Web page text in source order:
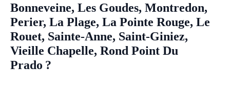
Bonneveine, Les Goudes, Montredon,
Perier, La Plage, La Pointe Rouge, Le
Rouet, Sainte-Anne, Saint-Giniez,
Vieille Chapelle, Rond Point Du
Prado ?